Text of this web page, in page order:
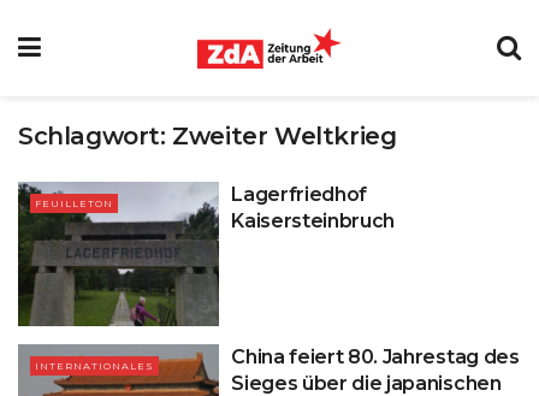
Schlagwort: Zweiter Weltkrieg
FEUILLETON
Lagerfriedhof
Kaisersteinbruch
INTERNATIONALES
China feiert 80. Jahrestag des
Sieges über die japanischen